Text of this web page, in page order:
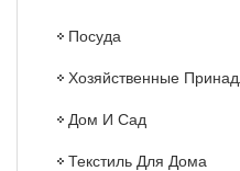
Посуда
Хозяйственные
Дом И Сад
Текстиль Для Дома